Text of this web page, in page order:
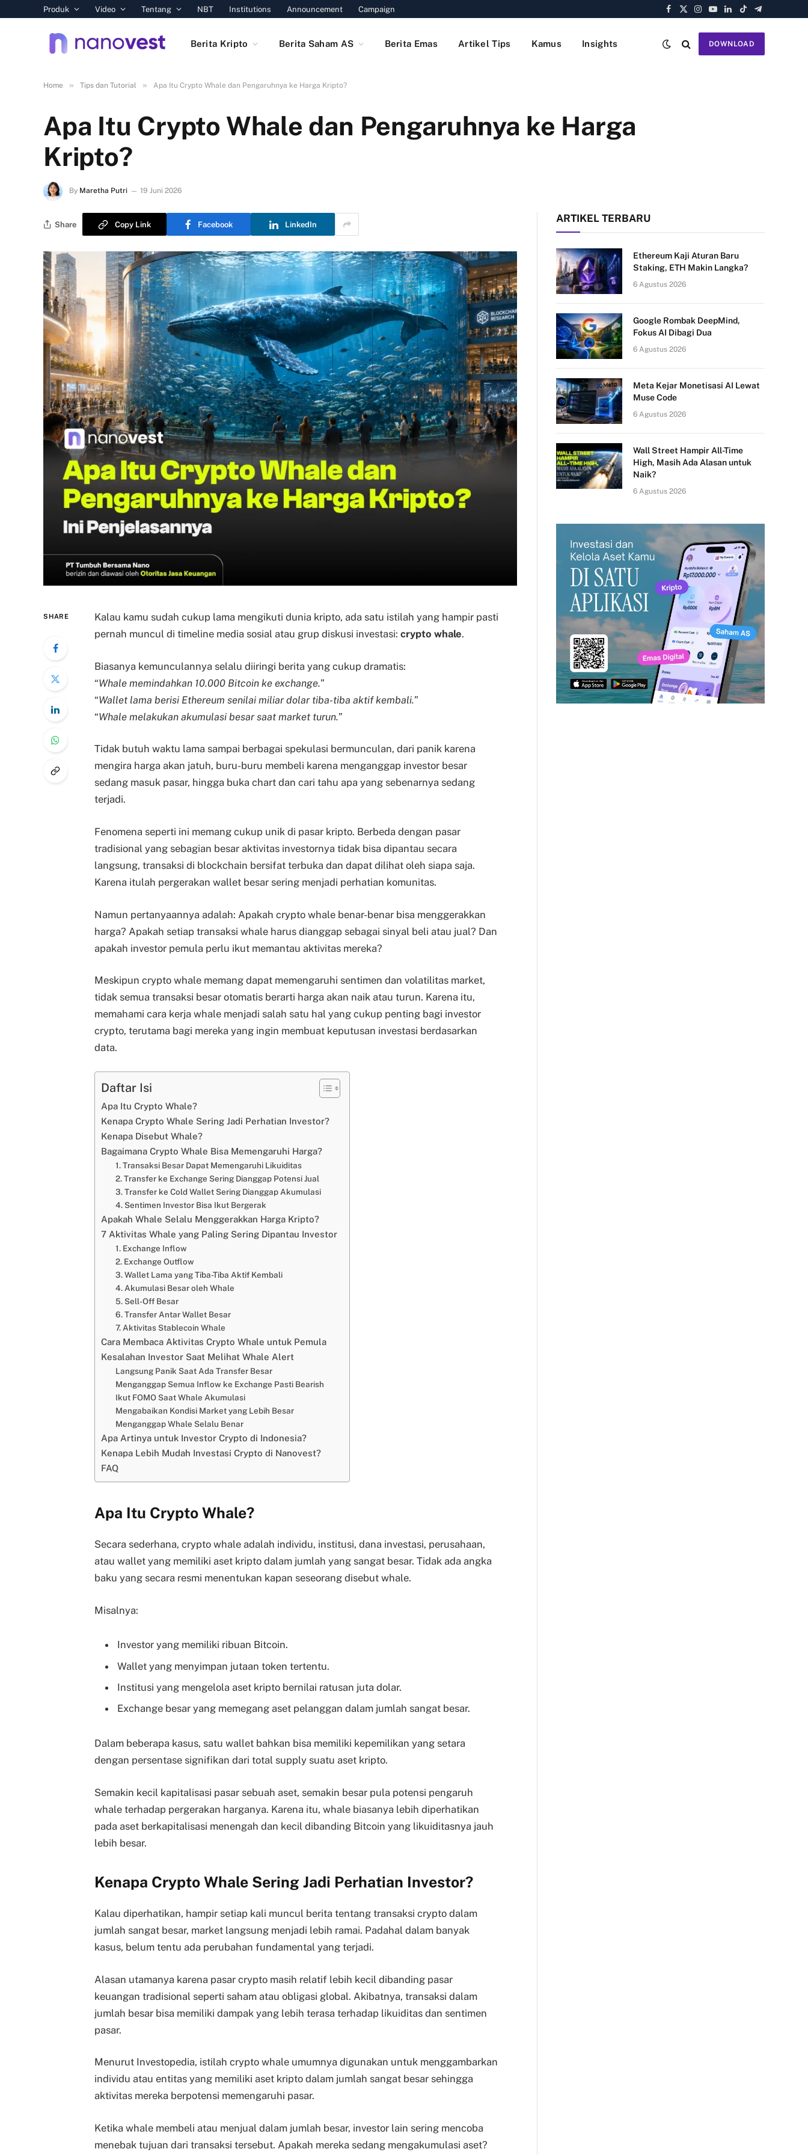
Produk Video Tentang NBT Institutions Announcement Campaign
Facebook
X
Instagram
YouTube
LinkedIn
TikTokTelegram
Berita Kripto Berita Saham AS Berita Emas Artikel Tips Kamus Insights DOWNLOAD
Home » Tips dan Tutorial » Apa Itu Crypto Whale dan Pengaruhnya ke Harga Kripto?
Apa Itu Crypto Whale dan Pengaruhnya ke Harga
Kripto?
By Maretha Putri 19 Juni 2026
Share Copy Link Facebook LinkedIn
SHARE
Kalau kamu sudah cukup lama mengikuti dunia kripto, ada satu istilah yang hampir pasti
pernah muncul di timeline media sosial atau grup diskusi investasi: crypto whale.
Biasanya kemunculannya selalu diiringi berita yang cukup dramatis:
“Whale memindahkan 10.000 Bitcoin ke exchange.”
“Wallet lama berisi Ethereum senilai miliar dolar tiba-tiba aktif kembali.”
“Whale melakukan akumulasi besar saat market turun.”
Tidak butuh waktu lama sampai berbagai spekulasi bermunculan, dari panik karena
mengira harga akan jatuh, buru-buru membeli karena menganggap investor besar
sedang masuk pasar, hingga buka chart dan cari tahu apa yang sebenarnya sedang
terjadi.
Fenomena seperti ini memang cukup unik di pasar kripto. Berbeda dengan pasar
tradisional yang sebagian besar aktivitas investornya tidak bisa dipantau secara
langsung, transaksi di blockchain bersifat terbuka dan dapat dilihat oleh siapa saja.
Karena itulah pergerakan wallet besar sering menjadi perhatian komunitas.
Namun pertanyaannya adalah: Apakah crypto whale benar-benar bisa menggerakkan
harga? Apakah setiap transaksi whale harus dianggap sebagai sinyal beli atau jual? Dan
apakah investor pemula perlu ikut memantau aktivitas mereka?
Meskipun crypto whale memang dapat memengaruhi sentimen dan volatilitas market,
tidak semua transaksi besar otomatis berarti harga akan naik atau turun. Karena itu,
memahami cara kerja whale menjadi salah satu hal yang cukup penting bagi investor
crypto, terutama bagi mereka yang ingin membuat keputusan investasi berdasarkan
data.
Daftar Isi
Apa Itu Crypto Whale?
Kenapa Crypto Whale Sering Jadi Perhatian Investor?
Kenapa Disebut Whale?
Bagaimana Crypto Whale Bisa Memengaruhi Harga?
1. Transaksi Besar Dapat Memengaruhi Likuiditas
2. Transfer ke Exchange Sering Dianggap Potensi Jual
3. Transfer ke Cold Wallet Sering Dianggap Akumulasi
4. Sentimen Investor Bisa Ikut Bergerak
Apakah Whale Selalu Menggerakkan Harga Kripto?
7 Aktivitas Whale yang Paling Sering Dipantau Investor
1. Exchange Inflow
2. Exchange Outflow
3. Wallet Lama yang Tiba-Tiba Aktif Kembali
4. Akumulasi Besar oleh Whale
5. Sell-Off Besar
6. Transfer Antar Wallet Besar
7. Aktivitas Stablecoin Whale
Cara Membaca Aktivitas Crypto Whale untuk Pemula
Kesalahan Investor Saat Melihat Whale Alert
Langsung Panik Saat Ada Transfer Besar
Menganggap Semua Inflow ke Exchange Pasti Bearish
Ikut FOMO Saat Whale Akumulasi
Mengabaikan Kondisi Market yang Lebih Besar
Menganggap Whale Selalu Benar
Apa Artinya untuk Investor Crypto di Indonesia?
Kenapa Lebih Mudah Investasi Crypto di Nanovest?
FAQ
Apa Itu Crypto Whale?
Secara sederhana, crypto whale adalah individu, institusi, dana investasi, perusahaan,
atau wallet yang memiliki aset kripto dalam jumlah yang sangat besar. Tidak ada angka
baku yang secara resmi menentukan kapan seseorang disebut whale.
Misalnya:
Investor yang memiliki ribuan Bitcoin.
Wallet yang menyimpan jutaan token tertentu.
Institusi yang mengelola aset kripto bernilai ratusan juta dolar.
Exchange besar yang memegang aset pelanggan dalam jumlah sangat besar.
Dalam beberapa kasus, satu wallet bahkan bisa memiliki kepemilikan yang setara
dengan persentase signifikan dari total supply suatu aset kripto.
Semakin kecil kapitalisasi pasar sebuah aset, semakin besar pula potensi pengaruh
whale terhadap pergerakan harganya. Karena itu, whale biasanya lebih diperhatikan
pada aset berkapitalisasi menengah dan kecil dibanding Bitcoin yang likuiditasnya jauh
lebih besar.
Kenapa Crypto Whale Sering Jadi Perhatian Investor?
Kalau diperhatikan, hampir setiap kali muncul berita tentang transaksi crypto dalam
jumlah sangat besar, market langsung menjadi lebih ramai. Padahal dalam banyak
kasus, belum tentu ada perubahan fundamental yang terjadi.
Alasan utamanya karena pasar crypto masih relatif lebih kecil dibanding pasar
keuangan tradisional seperti saham atau obligasi global. Akibatnya, transaksi dalam
jumlah besar bisa memiliki dampak yang lebih terasa terhadap likuiditas dan sentimen
pasar.
Menurut Investopedia, istilah crypto whale umumnya digunakan untuk menggambarkan
individu atau entitas yang memiliki aset kripto dalam jumlah sangat besar sehingga
aktivitas mereka berpotensi memengaruhi pasar.
Ketika whale membeli atau menjual dalam jumlah besar, investor lain sering mencoba
menebak tujuan dari transaksi tersebut. Apakah mereka sedang mengakumulasi aset?
ARTIKEL TERBARU
Ethereum Kaji Aturan Baru
Staking, ETH Makin Langka?
6 Agustus 2026
Google Rombak DeepMind,
Fokus AI Dibagi Dua
6 Agustus 2026
Meta Kejar Monetisasi AI Lewat
Muse Code
6 Agustus 2026
Wall Street Hampir All-Time
High, Masih Ada Alasan untuk
Naik?
6 Agustus 2026